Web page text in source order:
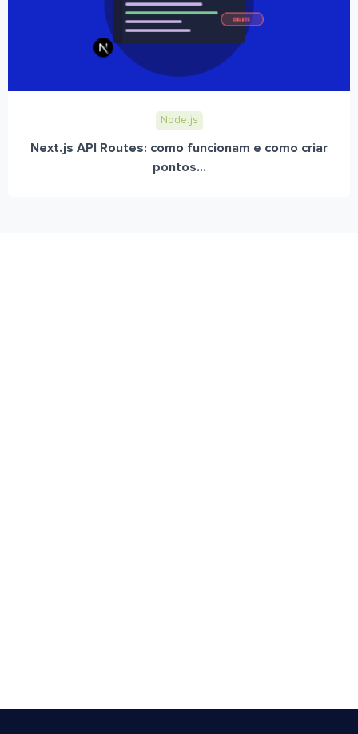
Node.js
Next.js API Routes: como funcionam e como criar
pontos...